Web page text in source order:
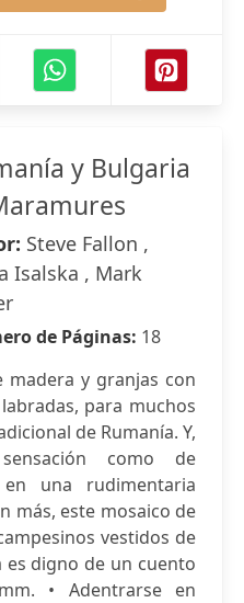
y Bulgaria
Steve Fallon ,
Isalska , Mark
de Páginas: 18
madera y granjas con
para muchos
de Rumanía. Y,
como de
una rudimentaria
más, este mosaico de
vestidos de
digno de un cuento
• Adentrarse en